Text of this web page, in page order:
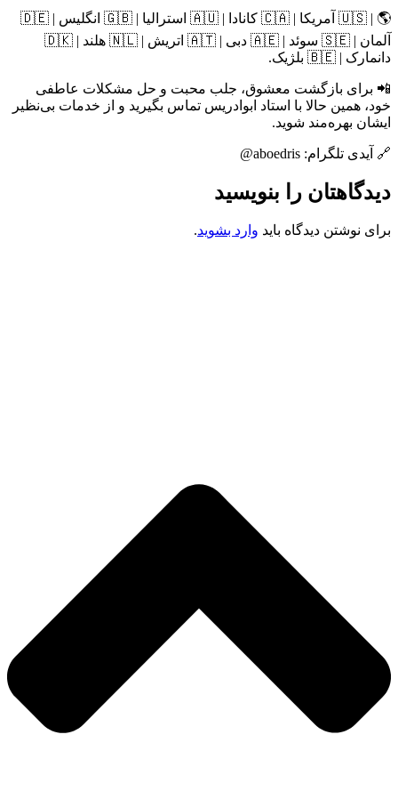
🌎 | 🇺🇸 آمریکا | 🇨🇦 کانادا | 🇦🇺 استرالیا | 🇬🇧 انگلیس | 🇩🇪
آلمان | 🇸🇪 سوئد | 🇦🇪 دبی | 🇦🇹 اتریش | 🇳🇱 هلند | 🇩🇰
دانمارک | 🇧🇪 بلژیک.
📲 برای بازگشت معشوق، جلب محبت و حل مشکلات عاطفی
خود، همین حالا با استاد ابوادریس تماس بگیرید و از خدمات بی‌نظیر
ایشان بهره‌مند شوید.
🔗 آیدی تلگرام: aboedris@
دیدگاهتان را بنویسید
برای نوشتن دیدگاه باید وارد بشوید.